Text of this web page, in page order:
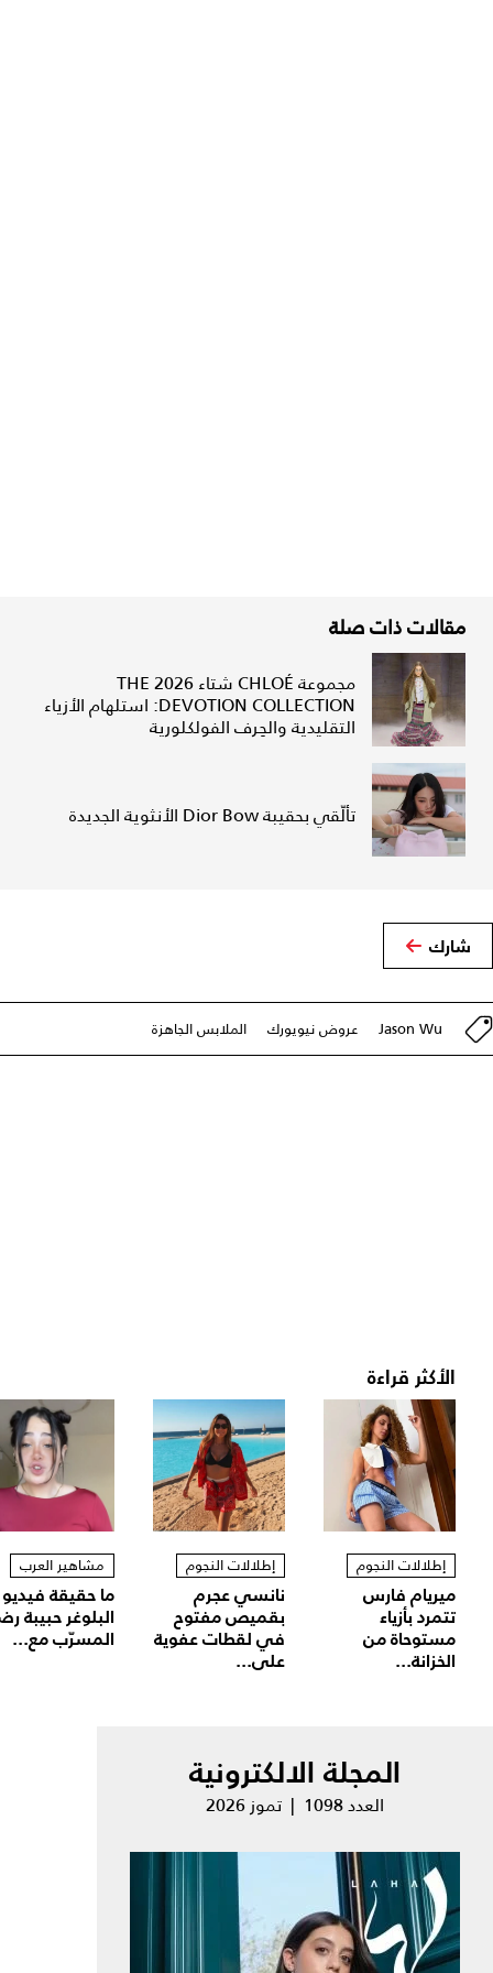
مقالات ذات صلة
مجموعة CHLOÉ شتاء 2026 THE
DEVOTION COLLECTION: استلهام الأزياء
التقليدية والحِرف الفولكلورية
تألّقي بحقيبة Dior Bow الأنثوية الجديدة
شارك
Jason Wu عروض نيويورك الملابس الجاهزة
الأكثر قراءة
إطلالات النجوم
ميريام فارس
تتمرد بأزياء
مستوحاة من
الخزانة...
إطلالات النجوم
نانسي عجرم
بقميص مفتوح
في لقطات عفوية
على...
مشاهير العرب
ما حقيقة فيديو
البلوغر حبيبة
المسرّب مع...
المجلة الالكترونية
العدد 1098 | تموز 2026